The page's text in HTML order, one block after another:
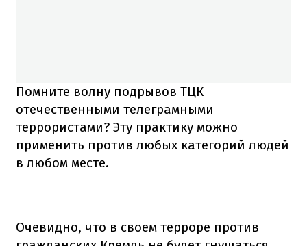
Помните волну подрывов ТЦК
отечественными телеграмными
террористами? Эту практику можно
применить против любых категорий людей
в любом месте.
Очевидно, что в своем терроре против